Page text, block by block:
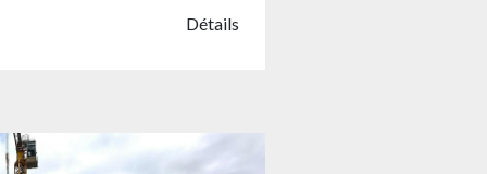
Détails